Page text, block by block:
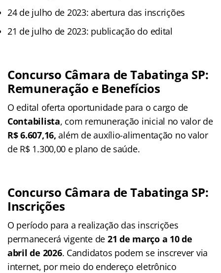
24 de julho de 2023: abertura das inscrições
21 de julho de 2023: publicação do edital
Concurso Câmara de Tabatinga SP:
Remuneração e Benefícios
O edital oferta oportunidade para o cargo de
Contabilista, com remuneração inicial no valor de
R$ 6.607,16, além de auxílio-alimentação no valor
de R$ 1.300,00 e plano de saúde.
Concurso Câmara de Tabatinga SP:
Inscrições
O período para a realização das inscrições
permanecerá vigente de 21 de março a 10 de
abril de 2026. Candidatos podem se inscrever via
internet, por meio do endereço eletrônico